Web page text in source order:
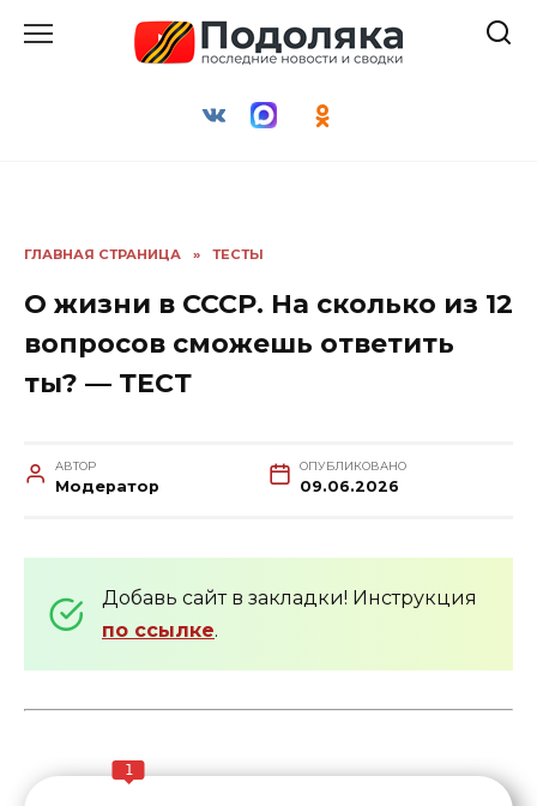
ГЛАВНАЯ СТРАНИЦА » ТЕСТЫ
О жизни в СССР. На сколько из 12
вопросов сможешь ответить
ты? — ТЕСТ
АВТОР
Модератор
ОПУБЛИКОВАНО
09.06.2026
Добавь сайт в закладки! Инструкция
по ссылке.
1